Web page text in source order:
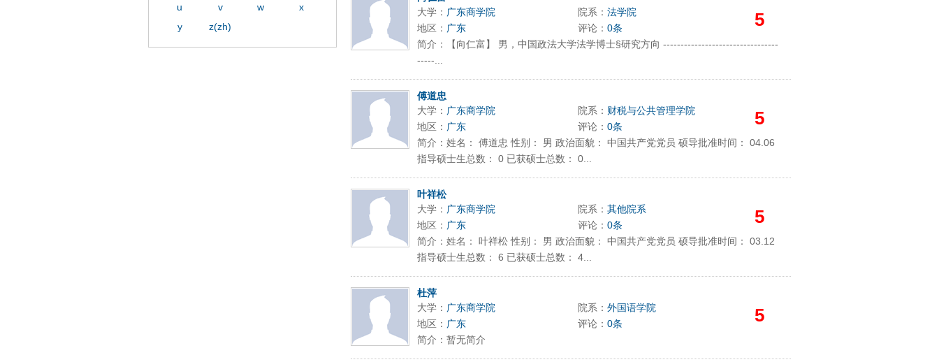
大学： 广东商学院 院系： 法学院 5
地区： 广东 评论： 0条
简介：【向仁富】 男，中国政法大学法学博士§研究方向 ---------------------------------
-----...
傅道忠
大学： 广东商学院 院系： 财税与公共管理学院 5
地区： 广东 评论： 0条
简介：姓名： 傅道忠 性别： 男 政治面貌： 中国共产党党员 硕导批准时间： 04.06
指导硕士生总数： 0 已获硕士总数： 0...
叶祥松
大学： 广东商学院 院系： 其他院系 5
地区： 广东 评论： 0条
简介：姓名： 叶祥松 性别： 男 政治面貌： 中国共产党党员 硕导批准时间： 03.12
指导硕士生总数： 6 已获硕士总数： 4...
杜萍
大学： 广东商学院 院系： 外国语学院 5
地区： 广东 评论： 0条
简介：暂无简介
u
v w
x
y
z(zh)